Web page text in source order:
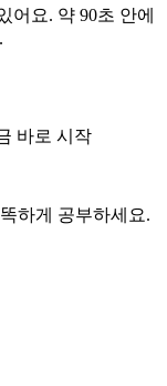
어요. 약 90초 안에
바로 시작
하게 공부하세요.